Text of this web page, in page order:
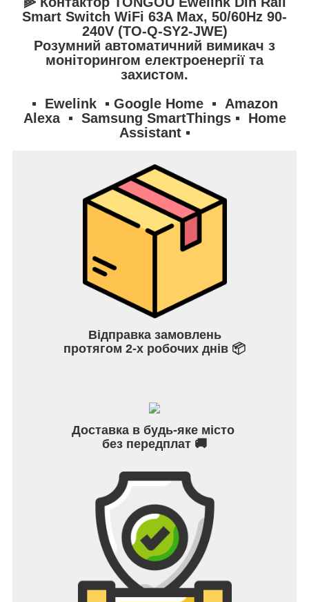
Smart Switch WiFi 63A Max, 50/60Hz 90-
240V (TO-Q-SY2-JWE)
Розумний автоматичний вимикач з
моніторингом електроенергії та
захистом.
▪️ Ewelink ▪️ Google Home ▪️ Amazon
Alexa ▪️ Samsung SmartThings​​ ▪️ Home
Assistant ▪️
Відправка замовлень
протягом 2-х робочих днів 📦
Доставка в будь-яке місто
без передплат 🚚